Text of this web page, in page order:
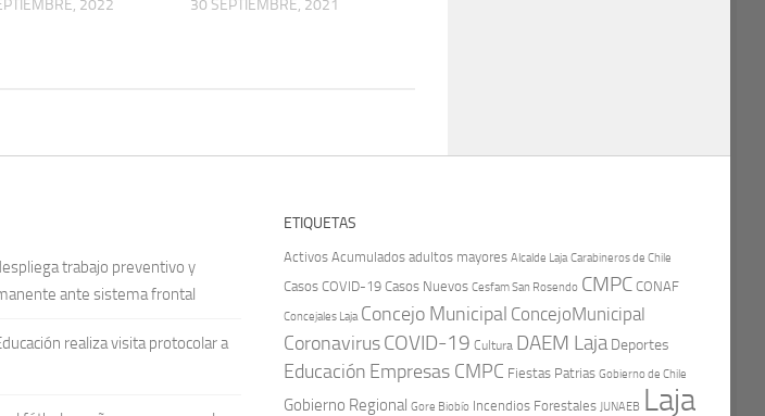
2022 30 SEPTIEMBRE, 2021
trabajo preventivo y
ante sistema frontal
realiza visita protocolar a
ETIQUETAS
Activos Acumulados adultos mayores Alcalde Laja Carabineros de Chile
Casos COVID-19 Casos Nuevos Cesfam San Rosendo CMPC CONAF
Concejales Laja Concejo Municipal ConcejoMunicipal
CoronavirusCOVID-19 Cultura DAEM Laja Deportes
Educación Empresas CMPC Fiestas Patrias Gobierno de Chile
Gobierno Regional Gore Biobío Incendios Forestales JUNAEB Laja